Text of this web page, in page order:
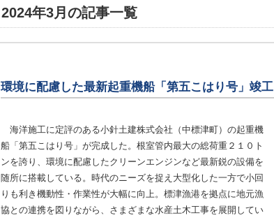
2024年3月の記事一覧
環境に配慮した最新起重機船「第五こはり号」竣工
海洋施工に定評のある小針土建株式会社（中標津町）の起重機
船「第五こはり号」が完成した。根室管内最大の総荷重２１０ト
ンを誇り、環境に配慮したクリーンエンジンなど最新鋭の設備を
随所に搭載している。時代のニーズを捉え大型化した一方で小回
りも利き機動性・作業性が大幅に向上。標津漁港を拠点に地元漁
協との連携を図りながら、さまざまな水産土木工事を展開してい